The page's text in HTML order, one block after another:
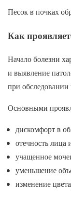
Песок в почках
Как
Начало болезни
и выявление
при
Основными
дискомфорт в
отечность лица
учащенное
уменьшение
изменение